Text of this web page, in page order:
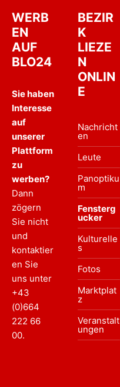
WERB
EN
AUF
BLO24
Sie haben
Interesse
auf
unserer
Plattform
zu
werben?
Dann
zögern
Sie nicht
und
kontaktier
en Sie
uns unter
+43
(0)664
222 66
00.
BEZIR
K
LIEZE
N
ONLIN
E
Nachricht
en
Leute
Panoptiku
m
Fensterg
ucker
Kulturelle
s
Fotos
Marktplat
z
Veranstalt
ungen